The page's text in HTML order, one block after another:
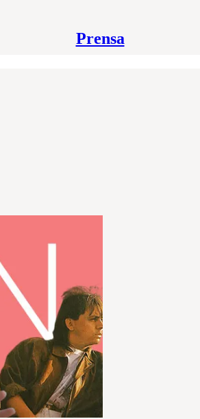
Prensa